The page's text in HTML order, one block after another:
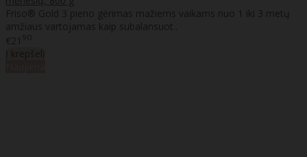
Friso® Gold 3 pieno gėrimas mažiems vaikams nuo 1 iki 3 metų
amžiaus vartojamas kaip subalansuot..
€21 90